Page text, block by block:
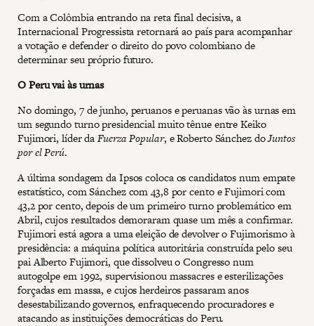
Com a Colômbia entrando na reta final decisiva, a
Internacional Progressista retornará ao país para acompanhar
a votação e defender o direito do povo colombiano de
determinar seu próprio futuro.
O Peru vai às urnas
No domingo, 7 de junho, peruanos e peruanas vão às urnas em
um segundo turno presidencial muito tênue entre Keiko
Fujimori, líder daFuerza Popular, e Roberto Sánchez doJuntos
por el Perú.
A última sondagem da Ipsos coloca os candidatos num empate
estatístico, com Sánchez com 43,8 por cento e Fujimori com
43,2 por cento, depois de um primeiro turno problemático em
Abril, cujos resultados demoraram quase um mês a confirmar.
Fujimori está agora a uma eleição de devolver o Fujimorismo à
presidência: a máquina política autoritária construída pelo seu
pai Alberto Fujimori, que dissolveu o Congresso num
autogolpe em 1992, supervisionou massacres e esterilizações
forçadas em massa, e cujos herdeiros passaram anos
desestabilizando governos, enfraquecendo procuradores e
atacando as instituições democráticas do Peru.